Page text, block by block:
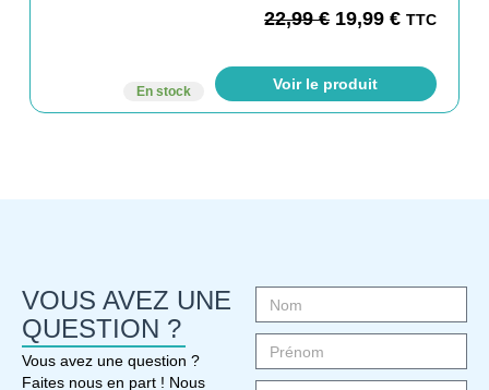
En stock
22,99€ 19,99€ TTC
Voir le produit
VOUS AVEZ UNE
QUESTION ?
Vous avez une question ?
Faites nous en part ! Nous